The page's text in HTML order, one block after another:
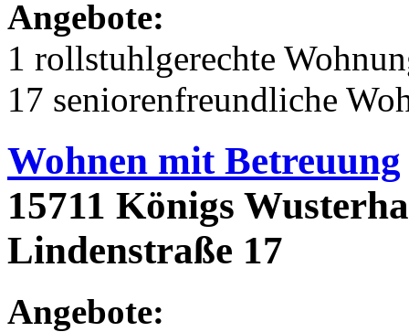
Angebote:
1 rollstuhlgerechte
17 seniorenfreundliche
Wohnen mit Betreuung
15711 Königs
Lindenstraße 17
Angebote: